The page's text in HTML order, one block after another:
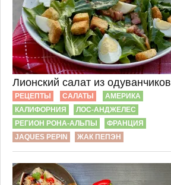
Лионский салат из одуванчиков
РЕЦЕПТЫ САЛАТЫ
АМЕРИКА
КАЛИФОРНИЯ
ЛОС-АНДЖЕЛЕС
РЕГИОН РОНА-АЛЬПЫ
ФРАНЦИЯ
JAQUES PEPIN
ЖАК ПЕПЭН